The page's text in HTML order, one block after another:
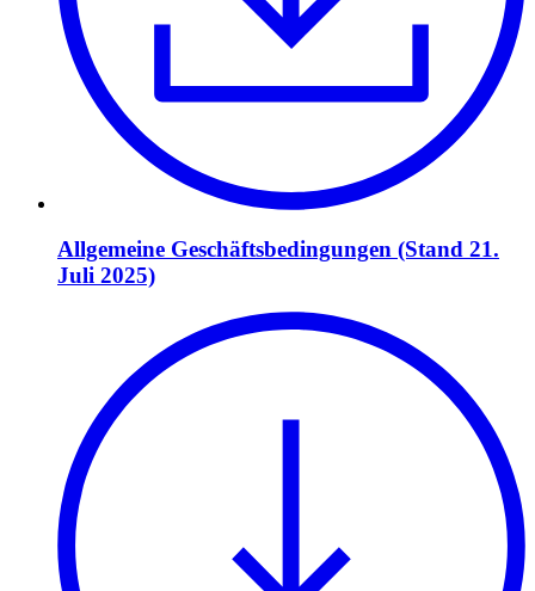
Allgemeine Geschäftsbedingungen (Stand 21.
Juli 2025)